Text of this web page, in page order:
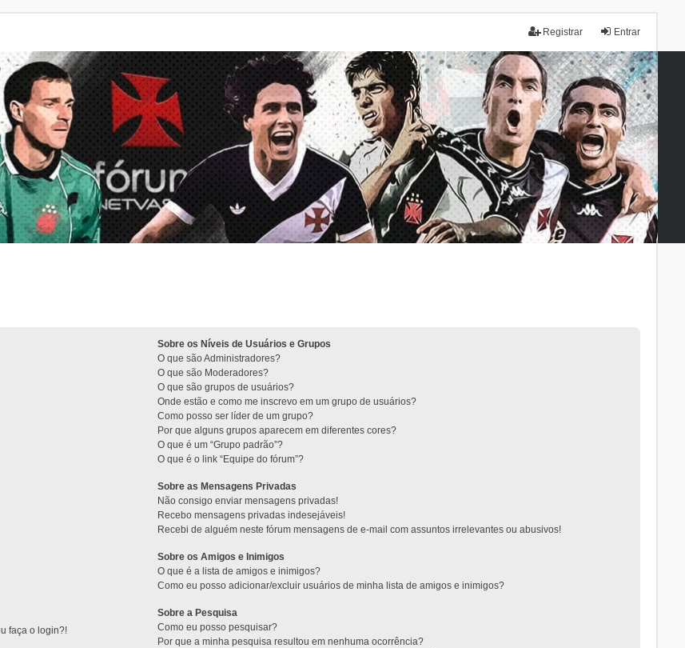
Entrar
Registrar
faça o login?!
Sobre os Níveis de Usuários e Grupos
O que são Administradores?
O que são Moderadores?
O que são grupos de usuários?
Onde estão e como me inscrevo em um grupo de usuários?
Como posso ser líder de um grupo?
Por que alguns grupos aparecem em diferentes cores?
O que é um “Grupo padrão”?
O que é o link “Equipe do fórum”?
Sobre as Mensagens Privadas
Não consigo enviar mensagens privadas!
Recebo mensagens privadas indesejáveis!
Recebi de alguém neste fórum mensagens de e-mail com assuntos irrelevantes ou abusivos!
Sobre os Amigos e Inimigos
O que é a lista de amigos e inimigos?
Como eu posso adicionar/excluir usuários de minha lista de amigos e inimigos?
Sobre a Pesquisa
Como eu posso pesquisar?
Por que a minha pesquisa resultou em nenhuma ocorrência?